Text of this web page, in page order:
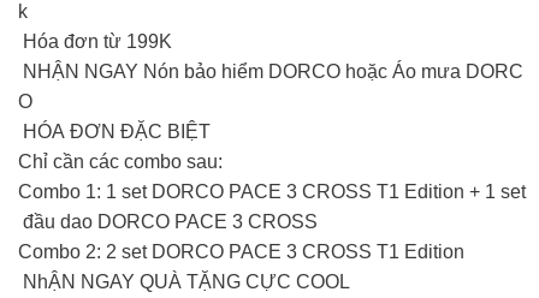
k
Hóa đơn từ 199K
NHẬN NGAY Nón bảo hiểm DORCO hoặc Áo mưa DORC
O
HÓA ĐƠN ĐẶC BIỆT
Chỉ cần các combo sau:
Combo 1: 1 set DORCO PACE 3 CROSS T1 Edition + 1 set
đầu dao DORCO PACE 3 CROSS
Combo 2: 2 set DORCO PACE 3 CROSS T1 Edition
NhẬN NGAY QUÀ TẶNG CỰC COOL